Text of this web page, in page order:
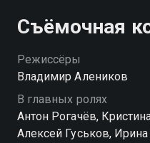
Съёмочная
Режиссёры
Владимир Алеников
В главных ролях
Антон Рогачёв,
Алексей Гуськов,